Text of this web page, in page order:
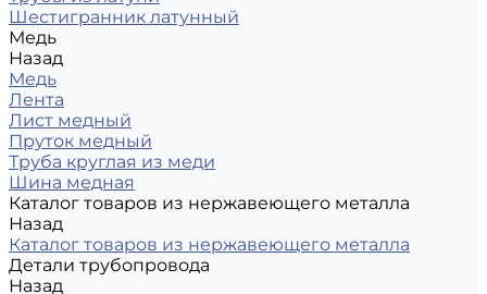
Шестигранник латунный
Медь
Назад
Медь
Лента
Лист медный
Пруток медный
Труба круглая из меди
Шина медная
Каталог товаров из нержавеющего металла
Назад
Каталог товаров из нержавеющего металла
Детали трубопровода
Назад